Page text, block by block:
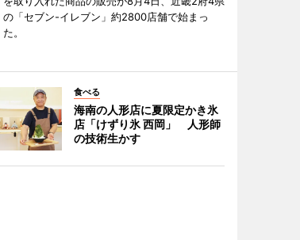
の「セブン-イレブン」約2800店舗で始まっ
た。
食べる
海南の人形店に夏限定かき氷
店「けずり氷 西岡」 人形師
の技術生かす